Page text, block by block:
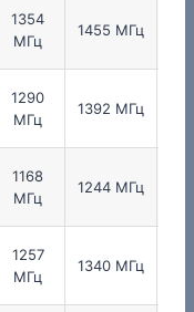
1354
МГц
1455 МГц
1290
МГц
1392 МГц
1168
МГц
1244 МГц
1257
МГц
1340 МГц